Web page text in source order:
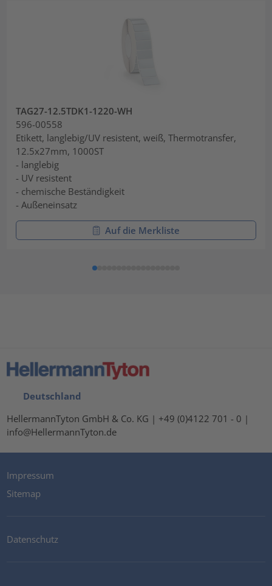
TAG27-12.5TDK1-1220-WH
596-00558
Etikett, langlebig/UV resistent, weiß, Thermotransfer,
12.5x27mm, 1000ST
- langlebig
- UV resistent
- chemische Beständigkeit
- Außeneinsatz
Auf die Merkliste
Deutschland
HellermannTyton GmbH & Co. KG | +49 (0)4122 701 - 0 |
info@HellermannTyton.de
Impressum
Sitemap
Datenschutz